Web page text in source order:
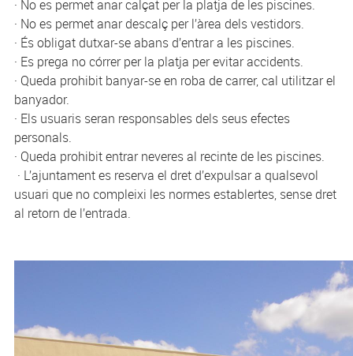
· No es permet anar calçat per la platja de les piscines.
· No es permet anar descalç per l’àrea dels vestidors.
· És obligat dutxar-se abans d’entrar a les piscines.
· Es prega no córrer per la platja per evitar accidents.
· Queda prohibit banyar-se en roba de carrer, cal utilitzar el
banyador.
· Els usuaris seran responsables dels seus efectes
personals.
· Queda prohibit entrar neveres al recinte de les piscines.
· L’ajuntament es reserva el dret d’expulsar a qualsevol
usuari que no compleixi les normes establertes, sense dret
al retorn de l’entrada.